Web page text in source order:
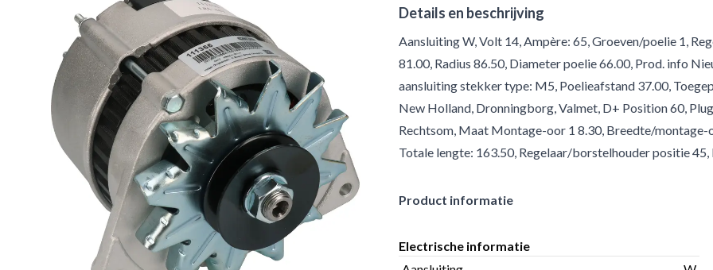
Details en beschrijving
Aansluiting W, Volt 14, Ampère: 65, Groeven/poelie 1,
81.00, Radius 86.50, Diameter poelie 66.00, Prod. info
aansluiting stekker type: M5, Poelieafstand 37.00,
New Holland, Dronningborg, Valmet, D+ Position 60,
Rechtsom, Maat Montage-oor 1 8.30, Breedte/
Totale lengte: 163.50, Regelaar/borstelhouder positie
Product informatie
Electrische informatie